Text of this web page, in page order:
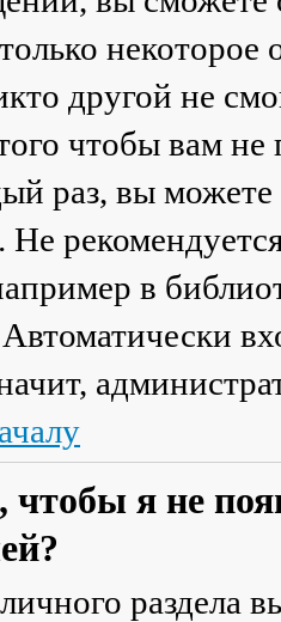
некоторое
другой не
чтобы вам не
раз, вы
в
Автоматически
чтобы я не
раздела